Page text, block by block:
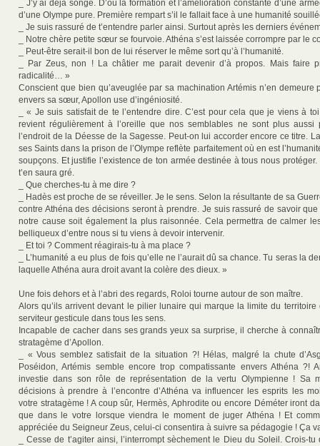
_ J’y ai déjà songé. D’où la formation et l’amélioration constante d’une
d’une Olympe pure. Première rempart s’il le fallait face à une humanité
_ Je suis rassuré de t’entendre parler ainsi. Surtout après les derniers
_ Notre chère petite sœur se fourvoie. Athéna s’est laissée corrompre par le
_ Peut-être serait-il bon de lui réserver le même sort qu’à l’humanité.
_ Par Zeus, non ! La châtier me parait devenir d’à propos. Mais faire
radicalité… »
Conscient que bien qu’aveuglée par sa machination Artémis n’en demeure
envers sa sœur, Apollon use d’ingéniosité.
_ « Je suis satisfait de te l’entendre dire. C’est pour cela que je viens à
revient régulièrement à l’oreille que nos semblables ne sont plus aussi
l’endroit de la Déesse de la Sagesse. Peut-on lui accorder encore ce titre.
ses Saints dans la prison de l’Olympe reflète parfaitement où en est
soupçons. Et justifie l’existence de ton armée destinée à tous nous
t’en saura gré.
_ Que cherches-tu à me dire ?
_ Hadès est proche de se réveiller. Je le sens. Selon la résultante de sa
contre Athéna des décisions seront à prendre. Je suis rassuré de savoir
notre cause soit également la plus raisonnée. Cela permettra de calmer
belliqueux d’entre nous si tu viens à devoir intervenir.
_ Et toi ? Comment réagirais-tu à ma place ?
_ L’humanité a eu plus de fois qu’elle ne l’aurait dû sa chance. Tu seras la
laquelle Athéna aura droit avant la colère des dieux. »
Une fois dehors et à l’abri des regards, Roloi tourne autour de son maître.
Alors qu’ils arrivent devant le pilier lunaire qui marque la limite du territoire
serviteur gesticule dans tous les sens.
Incapable de cacher dans ses grands yeux sa surprise, il cherche à
stratagème d’Apollon.
_ « Vous semblez satisfait de la situation ?! Hélas, malgré la chute
Poséidon, Artémis semble encore trop compatissante envers Athéna ?!
investie dans son rôle de représentation de la vertu Olympienne ! Sa
décisions à prendre à l’encontre d’Athéna va influencer les esprits les
votre stratagème ! A coup sûr, Hermès, Aphrodite ou encore Déméter iront
que dans le votre lorsque viendra le moment de juger Athéna ! Et
appréciée du Seigneur Zeus, celui-ci consentira à suivre sa pédagogie ! Ça
_ Cesse de t’agiter ainsi, l’interrompt sèchement le Dieu du Soleil. Crois-tu